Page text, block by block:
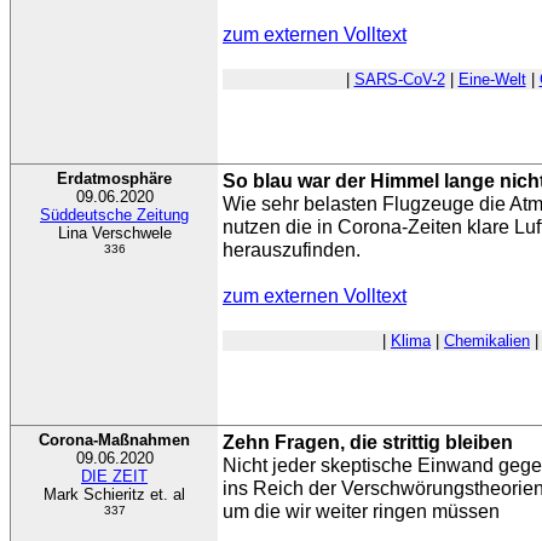
zum externen Volltext
SARS-CoV-2| Eine-Welt|
Erdatmosphäre
09.06.2020
Süddeutsche Zeitung
Lina Verschwele
336
So blau war der Himmel lange
Wie sehr belasten Flugzeuge die
nutzen die in Corona-Zeiten klare
herauszufinden.
zum externen Volltext
Klima| Chemikalien
Corona-Maßnahmen
09.06.2020
DIE ZEIT
Mark Schieritz et. al
337
Zehn Fragen, die strittig bleiben
Nicht jeder skeptische Einwand
ins Reich der
um die wir weiter ringen müssen